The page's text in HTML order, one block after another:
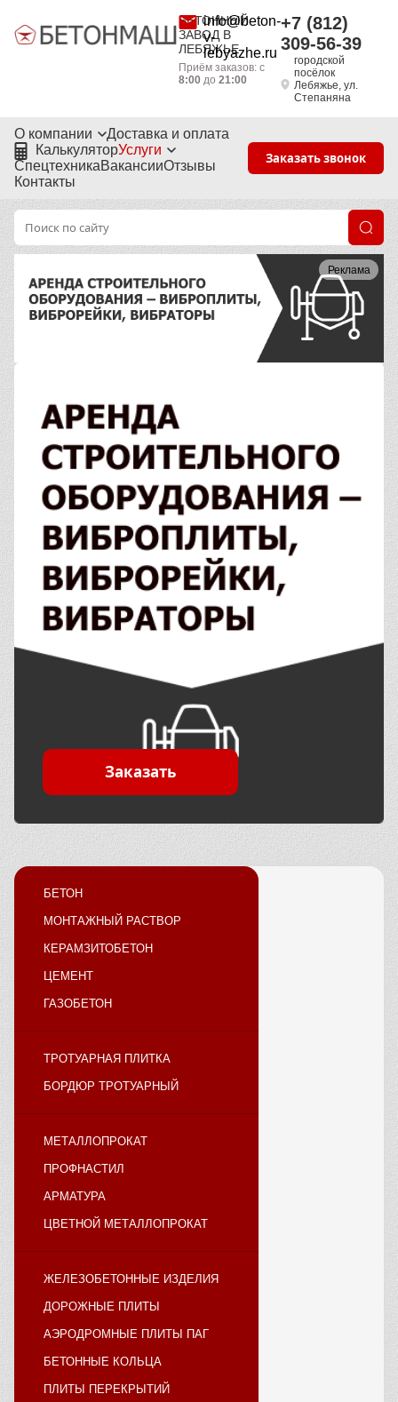
БЕТОННЫЙ
ЗАВОД В
ЛЕБЯЖЬЕ
info@beton-
v-
lebyazhe.ru
Приём заказов: с
8:00до 21:00
+7 (812)
309-56-39
городской
посёлок
Лебяжье, ул.
Степаняна
О компании
Доставка и оплата
КалькуляторУслуги
СпецтехникаВакансииОтзывы
Контакты
Заказать звонок
Реклама
Заказать
БЕТОН
МОНТАЖНЫЙ РАСТВОР
КЕРАМЗИТОБЕТОН
ЦЕМЕНТ
ГАЗОБЕТОН
ТРОТУАРНАЯ ПЛИТКА
БОРДЮР ТРОТУАРНЫЙ
МЕТАЛЛОПРОКАТ
ПРОФНАСТИЛ
АРМАТУРА
ЦВЕТНОЙ МЕТАЛЛОПРОКАТ
ЖЕЛЕЗОБЕТОННЫЕ ИЗДЕЛИЯ
ДОРОЖНЫЕ ПЛИТЫ
АЭРОДРОМНЫЕ ПЛИТЫ ПАГ
БЕТОННЫЕ КОЛЬЦА
ПЛИТЫ ПЕРЕКРЫТИЙ